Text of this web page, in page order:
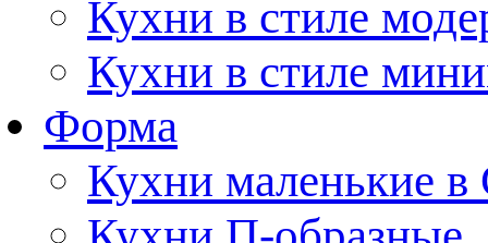
Кухни в стиле
Кухни в стиле
Форма
Кухни маленькие в